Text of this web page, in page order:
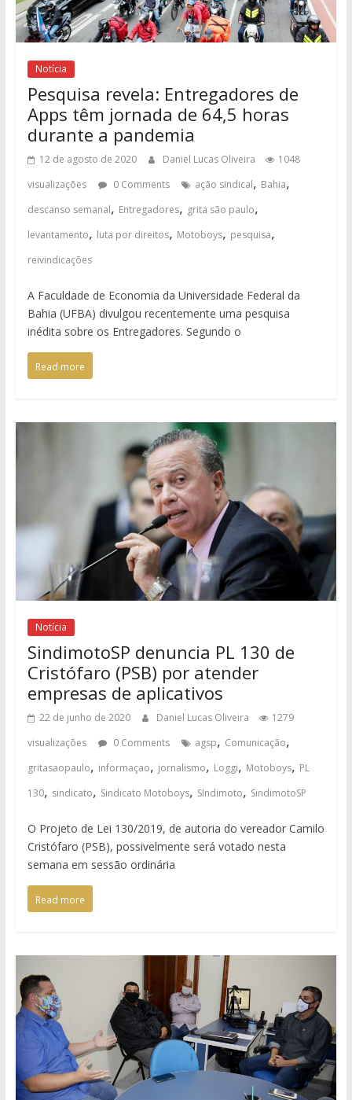
Notícia
Pesquisa revela: Entregadores de
Apps têm jornada de 64,5 horas
durante a pandemia
12 de agosto de 2020 Daniel Lucas Oliveira
1048
visualizações
0 Comments ação sindical, Bahia,
descanso semanal, Entregadores, grita são paulo,
levantamento, luta por direitos, Motoboys, pesquisa,
reivindicações
A Faculdade de Economia da Universidade Federal da
Bahia (UFBA) divulgou recentemente uma pesquisa
inédita sobre os Entregadores. Segundo o
Read more
Notícia
SindimotoSP denuncia PL 130 de
Cristófaro (PSB) por atender
empresas de aplicativos
22 de junho de 2020 Daniel Lucas Oliveira
1279
visualizações
0 Comments agsp, Comunicação,
gritasaopaulo, informaçao, jornalismo, Loggi, Motoboys, PL
130, sindicato, Sindicato Motoboys, SIndimoto, SindimotoSP
O Projeto de Lei 130/2019, de autoria do vereador Camilo
Cristófaro (PSB), possivelmente será votado nesta
semana em sessão ordinária
Read more